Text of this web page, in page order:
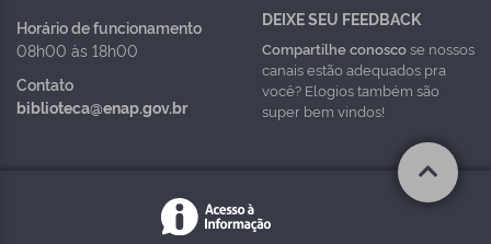
Horário de funcionamento
08h00 às 18h00
Contato
biblioteca@enap.gov.br
DEIXE SEU FEEDBACK
Compartilhe conoscose nossos
canais estão adequados pra
você? Elogios também são
super bem vindos!